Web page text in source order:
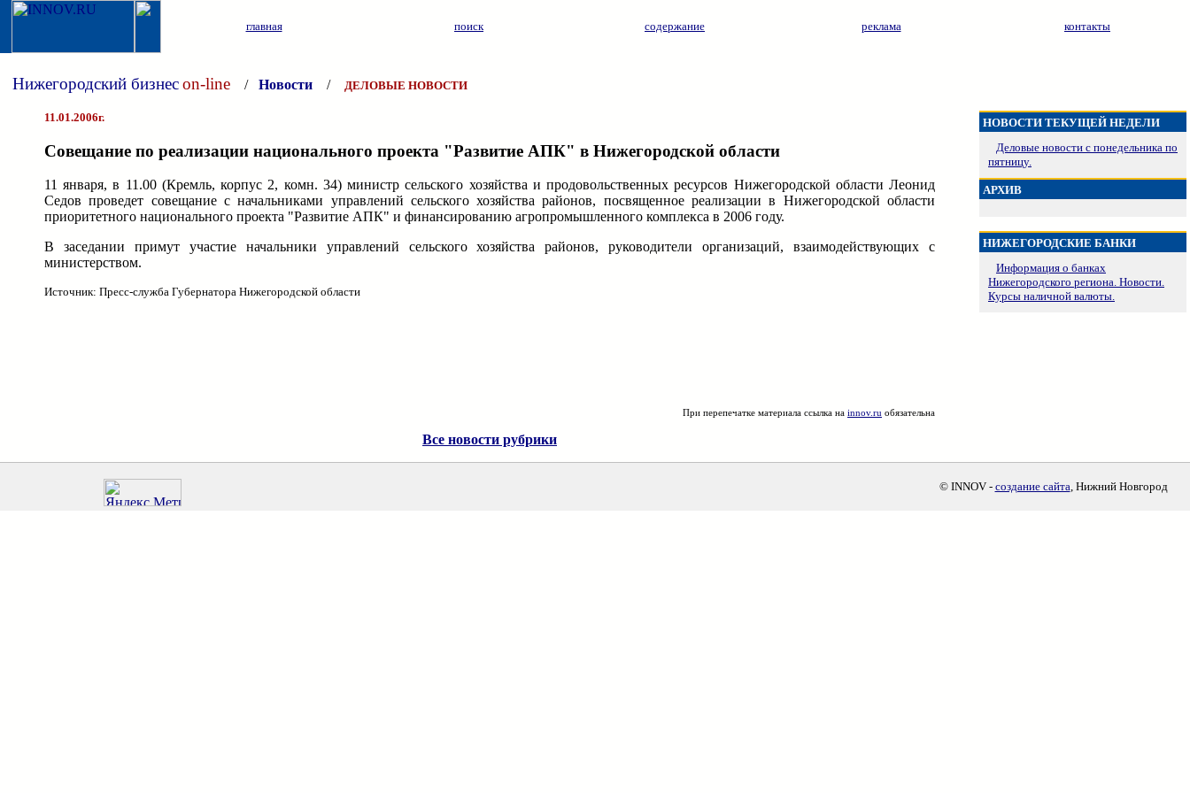
главная поиск содержание реклама контакты
Нижегородский бизнесon-line / Новости / ДЕЛОВЫЕ НОВОСТИ
11.01.2006г.
Совещание по реализации национального проекта "Развитие АПК" в Нижегородской области
11 января, в 11.00 (Кремль, корпус 2, комн. 34) министр сельского хозяйства и продовольственных ресурсов Нижегородской области Леонид
Седов проведет совещание с начальниками управлений сельского хозяйства районов, посвященное реализации в Нижегородской области
приоритетного национального проекта "Развитие АПК" и финансированию агропромышленного комплекса в 2006 году.
В заседании примут участие начальники управлений сельского хозяйства районов, руководители организаций, взаимодействующих с
министерством.
Источник: Пресс-служба Губернатора Нижегородской области
При перепечатке материала ссылка на innov.ru обязательна
Все новости рубрики
НОВОСТИ ТЕКУЩЕЙ НЕДЕЛИ
Деловые новости с понедельника по
пятницу.
АРХИВ
НИЖЕГОРОДСКИЕ БАНКИ
Информация о банках
Нижегородского региона. Новости.
Курсы наличной валюты.
© INNOV - создание сайта, Нижний Новгород